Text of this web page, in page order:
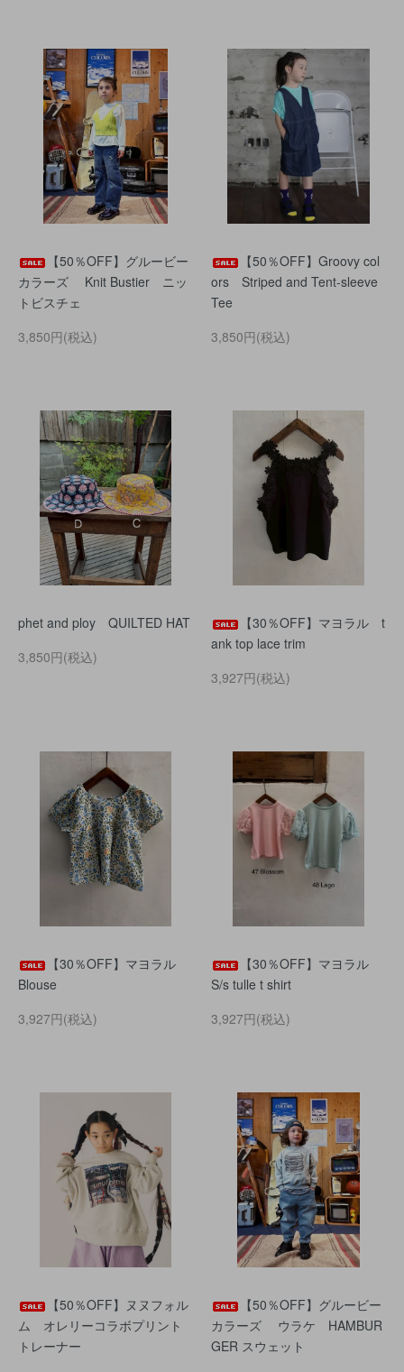
【50％OFF】グルービー
カラーズ Knit Bustier ニッ
トビスチェ
3,850円(税込)
【50％OFF】Groovy col
ors Striped and Tent-sleeve
Tee
3,850円(税込)
phet and ploy QUILTED HAT
3,850円(税込)
【30％OFF】マヨラル t
ank top lace trim
3,927円(税込)
【30％OFF】マヨラル
Blouse
3,927円(税込)
【30％OFF】マヨラル
S/s tulle t shirt
3,927円(税込)
【50％OFF】ヌヌフォル
ム オレリーコラボプリント
トレーナー
【50％OFF】グルービー
カラーズ ウラケ HAMBUR
GER スウェット